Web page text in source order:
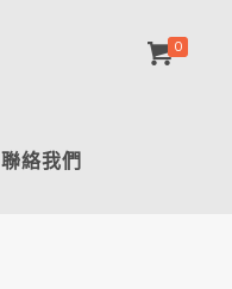
聯絡我們
0